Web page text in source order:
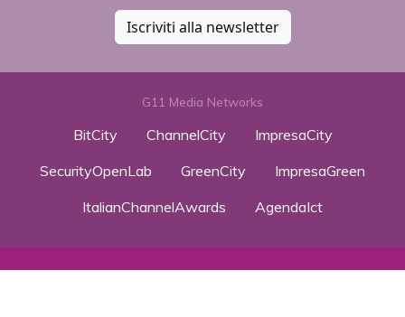
Iscriviti alla newsletter
G11 Media Networks
BitCity ChannelCity
ImpresaCity
SecurityOpenLab
GreenCity
ImpresaGreen
ItalianChannelAwards
AgendaIct